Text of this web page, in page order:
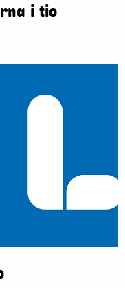
i tio